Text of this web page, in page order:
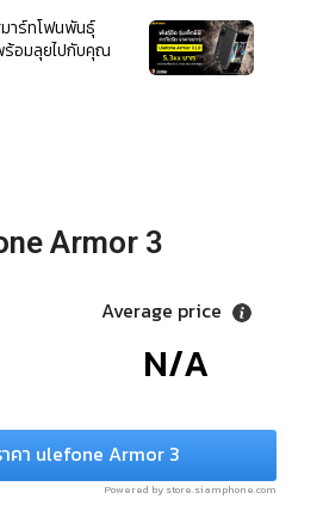
าร์ทโฟนพันธุ์
ร้อมลุยไปกับคุณ
Armor 3
Average price
N/A
าคา ulefone Armor 3
Powered by store.siamphone.com